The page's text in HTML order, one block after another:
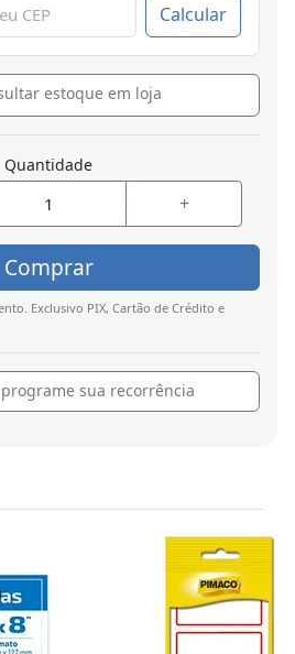
Calcular
estoque em loja
Quantidade
+
Comprar
Exclusivo PIX, Cartão de Crédito e
sua recorrência